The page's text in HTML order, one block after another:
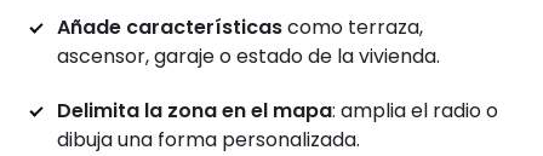
Añade característicascomo terraza,
ascensor, garaje o estado de la vivienda.
Delimita la zona en el mapa: amplia el radio o
dibuja una forma personalizada.